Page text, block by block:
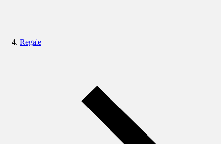
Regale